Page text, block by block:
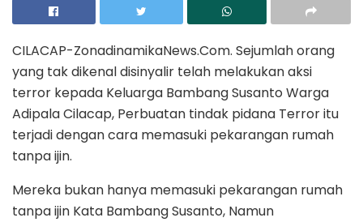
CILACAP-ZonadinamikaNews.Com. Sejumlah orang
yang tak dikenal disinyalir telah melakukan aksi
terror kepada Keluarga Bambang Susanto Warga
Adipala Cilacap, Perbuatan tindak pidana Terror itu
terjadi dengan cara memasuki pekarangan rumah
tanpa ijin.
Mereka bukan hanya memasuki pekarangan rumah
tanpa ijin Kata Bambang Susanto, Namun